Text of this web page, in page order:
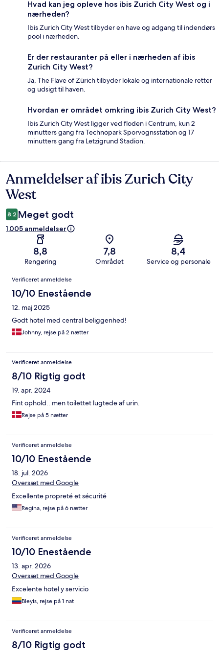
Hvad kan jeg opleve hos ibis Zurich City West og i
nærheden?
Ibis Zurich City West tilbyder en have og adgang til indendørs
pool i nærheden.
Er der restauranter på eller i nærheden af ibis
Zurich City West?
Ja, The Flave of Zürich tilbyder lokale og internationale retter
og udsigt til haven.
Hvordan er området omkring ibis Zurich City West?
Ibis Zurich City West ligger ved floden i Centrum, kun 2
minutters gang fra Technopark Sporvognsstation og 17
minutters gang fra Letzigrund Stadion.
Anmeldelser
Anmeldelser af ibis Zurich City
West
8,2 Meget godt
1.005 anmeldelser
8,8
Rengøring
7,8
Området
8,4
Service og personale
Anmeldelser
Verificeret anmeldelse
10/10 Enestående
12. maj 2025
Godt hotel med central beliggenhed!
Johnny, rejse på 2 nætter
Verificeret anmeldelse
8/10 Rigtig godt
19. apr. 2024
Fint ophold.. men toilettet lugtede af urin.
Rejse på 5 nætter
Verificeret anmeldelse
10/10 Enestående
18. jul. 2026
Oversæt med Google
Excellente propreté et sécurité
Regina, rejse på 6 nætter
Verificeret anmeldelse
10/10 Enestående
13. apr. 2026
Oversæt med Google
Excelente hotel y servicio
Bleyis, rejse på 1 nat
Verificeret anmeldelse
8/10 Rigtig godt